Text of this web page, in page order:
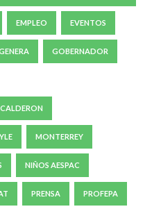
EMPLEO EVENTOS
GOBERNADOR
MONTERREY
NIÑOS AESPAC
PRENSA PROFEPA